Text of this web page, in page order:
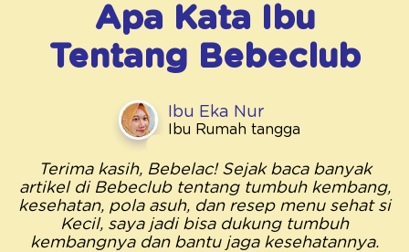
Apa Kata Ibu
Tentang Bebeclub
Ibu Eka Nur
Ibu Rumah tangga
Terima kasih, Bebelac! Sejak baca banyak
artikel di Bebeclub tentang tumbuh kembang,
kesehatan, pola asuh, dan resep menu sehat si
Kecil, saya jadi bisa dukung tumbuh
kembangnya dan bantu jaga kesehatannya.